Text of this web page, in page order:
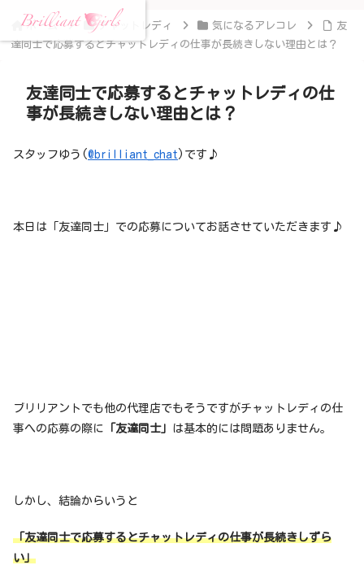
ホーム チャットレディ 気になるアレコレ
友
達同士で応募するとチャットレディの仕事が長続きしない理由とは？
友達同士で応募するとチャットレディの仕
事が長続きしない理由とは？
スタッフゆう(@brilliant_chat )です♪
本日は「友達同士」での応募についてお話させていただきます♪
ブリリアントでも他の代理店でもそうですがチャットレディの仕
事への応募の際に
「友達同士」 は基本的には問題ありません。
しかし、結論からいうと
「友達同士で応募するとチャットレディの仕事が長続きしずら
い」